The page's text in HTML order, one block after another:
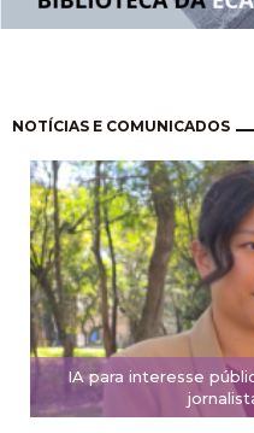
NOTÍCIAS E COMUNICADOS
IA para interesse
Paginación